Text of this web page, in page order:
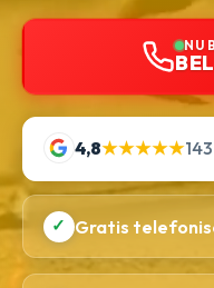
NU
4,8★★★★★
✓ Gratis